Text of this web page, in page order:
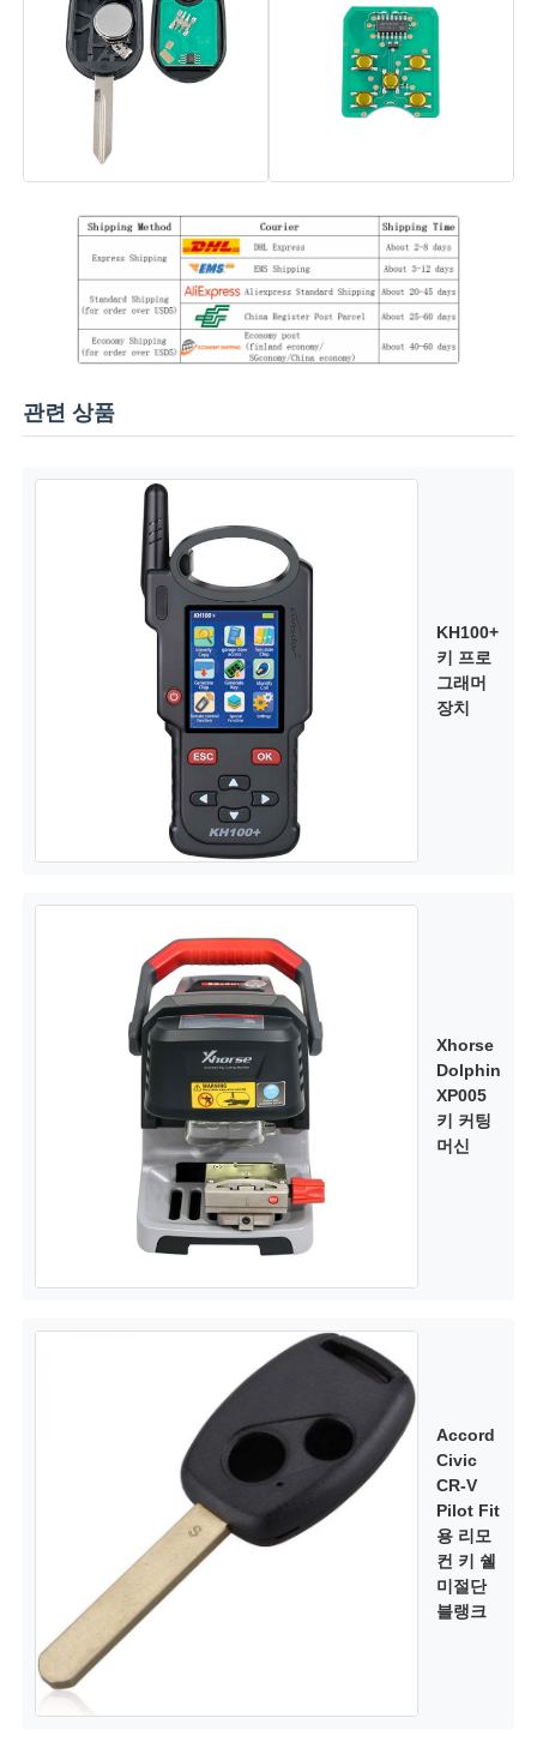
자동차 키 쉘
자동차 키 블레이드
싱글 앵글 밀링 커터
자동차 중요 프로그래머
트랜스폰더 칩
잠수기 기계
KEYDIY 스마트키
관련 상품
KH100+
키 프로
그래머
장치
Xhorse
Dolphin
XP005
키 커팅
머신
Accord
Civic
CR-V
Pilot Fit
용 리모
컨 키 쉘
미절단
블랭크